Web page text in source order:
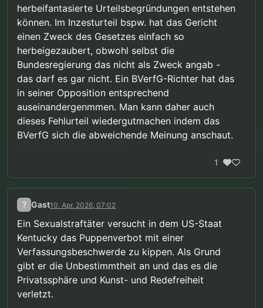
herbeifantasierte Urteilsbegründungen entstehen
können. Im Inzesturteil bspw. hat das Gericht
einen Zweck des Gesetzes einfach so
herbeigezaubert, obwohl selbst die
Bundesregierung das nicht als Zweck angab -
das darf es gar nicht. Ein BVerfG-Richter hat das
in seiner Opposition entsprechend
auseinandergenmmen. Man kann daher auch
dieses Fehlurteil wiedergutmachen indem das
BVerfG sich die abweichende Meinung anschaut.
1
? Gast10. Apr. 2026, 07:02
Ein Sexualstraftäter versucht in dem US-Staat
Kentucky das Puppenverbot mit einer
Verfassungsbeschwerde zu kippen. Als Grund
gibt er die Unbestimmtheit an und das es die
Privatssphäre und Kunst- und Redefreiheit
verletzt.